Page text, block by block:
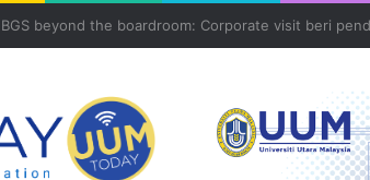
Program Mobility Inbound: Global Nexus USU x